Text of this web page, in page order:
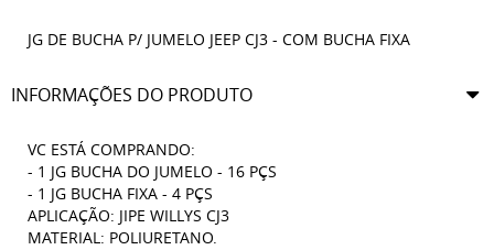
JG DE BUCHA P/ JUMELO JEEP CJ3 - COM BUCHA FIXA
INFORMAÇÕES DO PRODUTO
VC ESTÁ COMPRANDO:
- 1 JG BUCHA DO JUMELO - 16 PÇS
- 1 JG BUCHA FIXA - 4 PÇS
APLICAÇÃO: JIPE WILLYS CJ3
MATERIAL: POLIURETANO.